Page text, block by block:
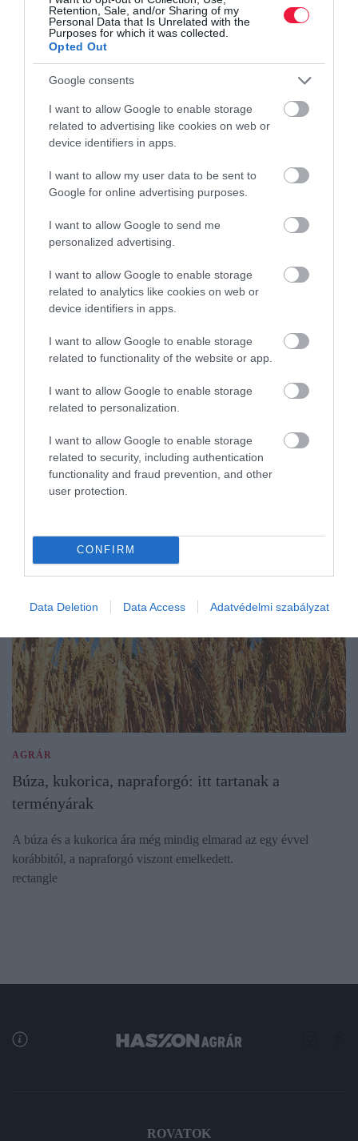
Retention, Sale, and/or Sharing of my
Personal Data that Is Unrelated with the
Purposes for which it was collected.
Opted Out
Google consents
I want to allow Google to enable storage
related to advertising like cookies on web or
device identifiers in apps.
I want to allow my user data to be sent to
Google for online advertising purposes.
I want to allow Google to send me
personalized advertising.
I want to allow Google to enable storage
related to analytics like cookies on web or
device identifiers in apps.
I want to allow Google to enable storage
related to functionality of the website or app.
I want to allow Google to enable storage
related to personalization.
I want to allow Google to enable storage
related to security, including authentication
functionality and fraud prevention, and other
user protection.
CONFIRM
Data Deletion Data Access Adatvédelmi szabályzat
NÖVÉNYVÉDELEM
gyümölcsösöd
A nyár derekán a lódarazsak is egyre gyakrabban jelennek meg a
kertekben. A nagy termetű rovarok különösen kedvelik a cukros,
AGRÁR
Búza, kukorica, napraforgó: itt tartanak a
terményárak
A búza és a kukorica ára még mindig elmarad az egy évvel
korábbitól, a napraforgó viszont emelkedett.
rectangle
ROVATOK